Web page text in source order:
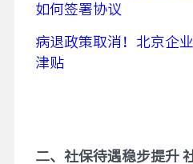
如何签署协议
病退政策取消！北京企
津贴
二、社保待遇稳步提升